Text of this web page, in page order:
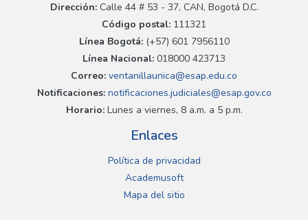
Dirección:Calle 44 # 53 - 37, CAN, Bogotá D.C.
Código postal: 111321
Línea Bogotá:(+57) 601 7956110
Línea Nacional: 018000 423713
Correo: ventanillaunica@esap.edu.co
Notificaciones:notificaciones.judiciales@esap.gov.co
Horario:Lunes a viernes, 8 a.m. a 5 p.m.
Enlaces
Política de privacidad
Academusoft
Mapa del sitio